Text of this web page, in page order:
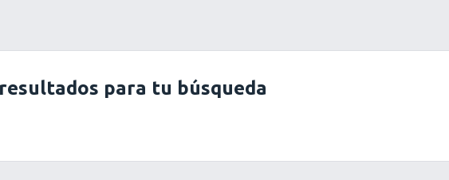
para tu búsqueda